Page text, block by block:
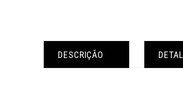
DESCRIÇÃO